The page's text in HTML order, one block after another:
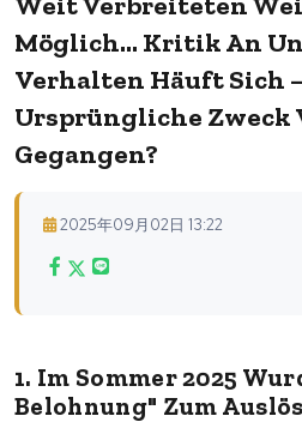
Möglich... Kritik An
Verhalten Häuft Sich
Ursprüngliche Zweck
Gegangen?
2025年09月02日 13:22
1. Im Sommer 2025
Belohnung" Zum